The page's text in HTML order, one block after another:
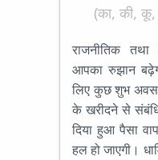
(का, की,
राजनीतिक तथा
आपका रुझान
लिए कुछ शुभ
के खरीदने से
दिया हुआ पैसा
हल हो जाएगी।